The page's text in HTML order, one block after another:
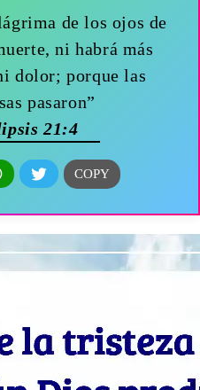
de los ojos de
ni habrá más
dolor; porque las
pasaron”
21:4